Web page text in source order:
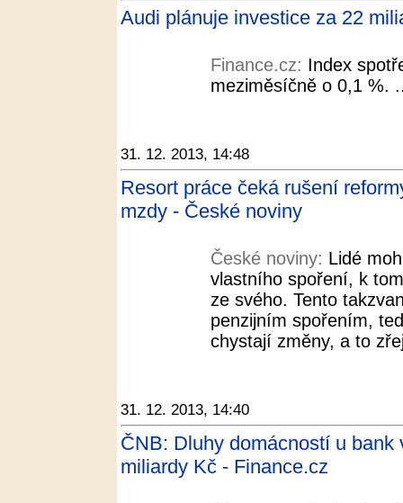
Audi plánuje investice za 22
Finance.cz: Index
meziměsíčně o 0,1 %.
31. 12. 2013, 14:48
Resort práce čeká rušení
mzdy - České noviny
České noviny: Lidé
vlastního spoření, k
ze svého. Tento
penzijním spořením,
chystají změny, a to
31. 12. 2013, 14:40
ČNB: Dluhy domácností u bank
miliardy Kč - Finance.cz